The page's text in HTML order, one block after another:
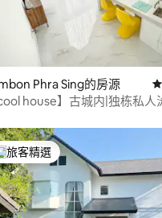
得 4.9 的平均評分（滿分 5
Phra Sing的房源
cool house】古城内|独栋私人
客精選榜首
旅客精選